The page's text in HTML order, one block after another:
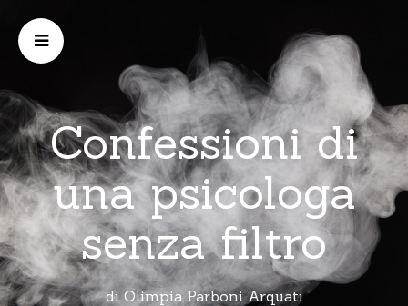
Confessioni di
una psicologa
senza filtro
di Olimpia Parboni Arquati